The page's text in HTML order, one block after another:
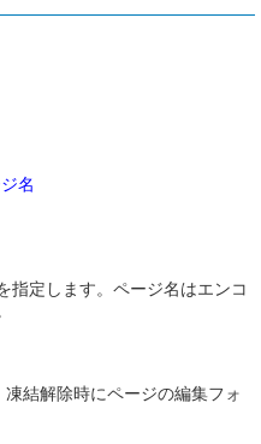
名
指定します。ページ名はエンコ
結解除時にページの編集フォ